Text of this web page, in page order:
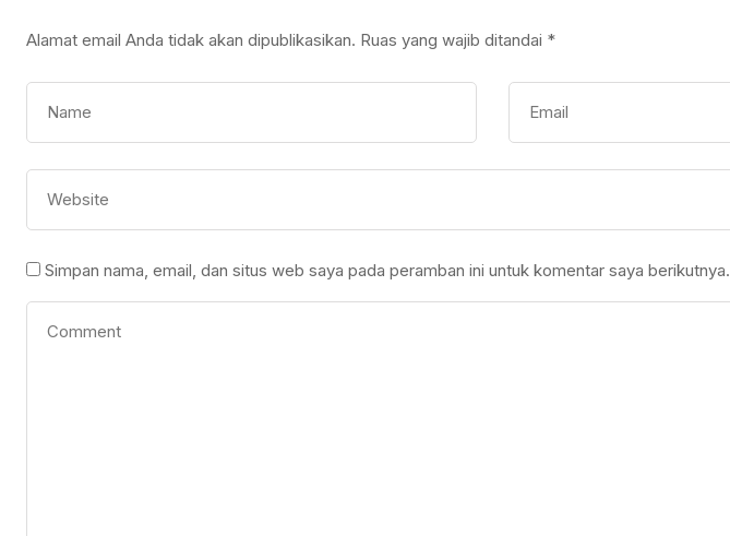
Alamat email Anda tidak akan dipublikasikan. Ruas yang wajib ditandai *
Simpan nama, email, dan situs web saya pada peramban ini untuk komentar saya berikutnya.